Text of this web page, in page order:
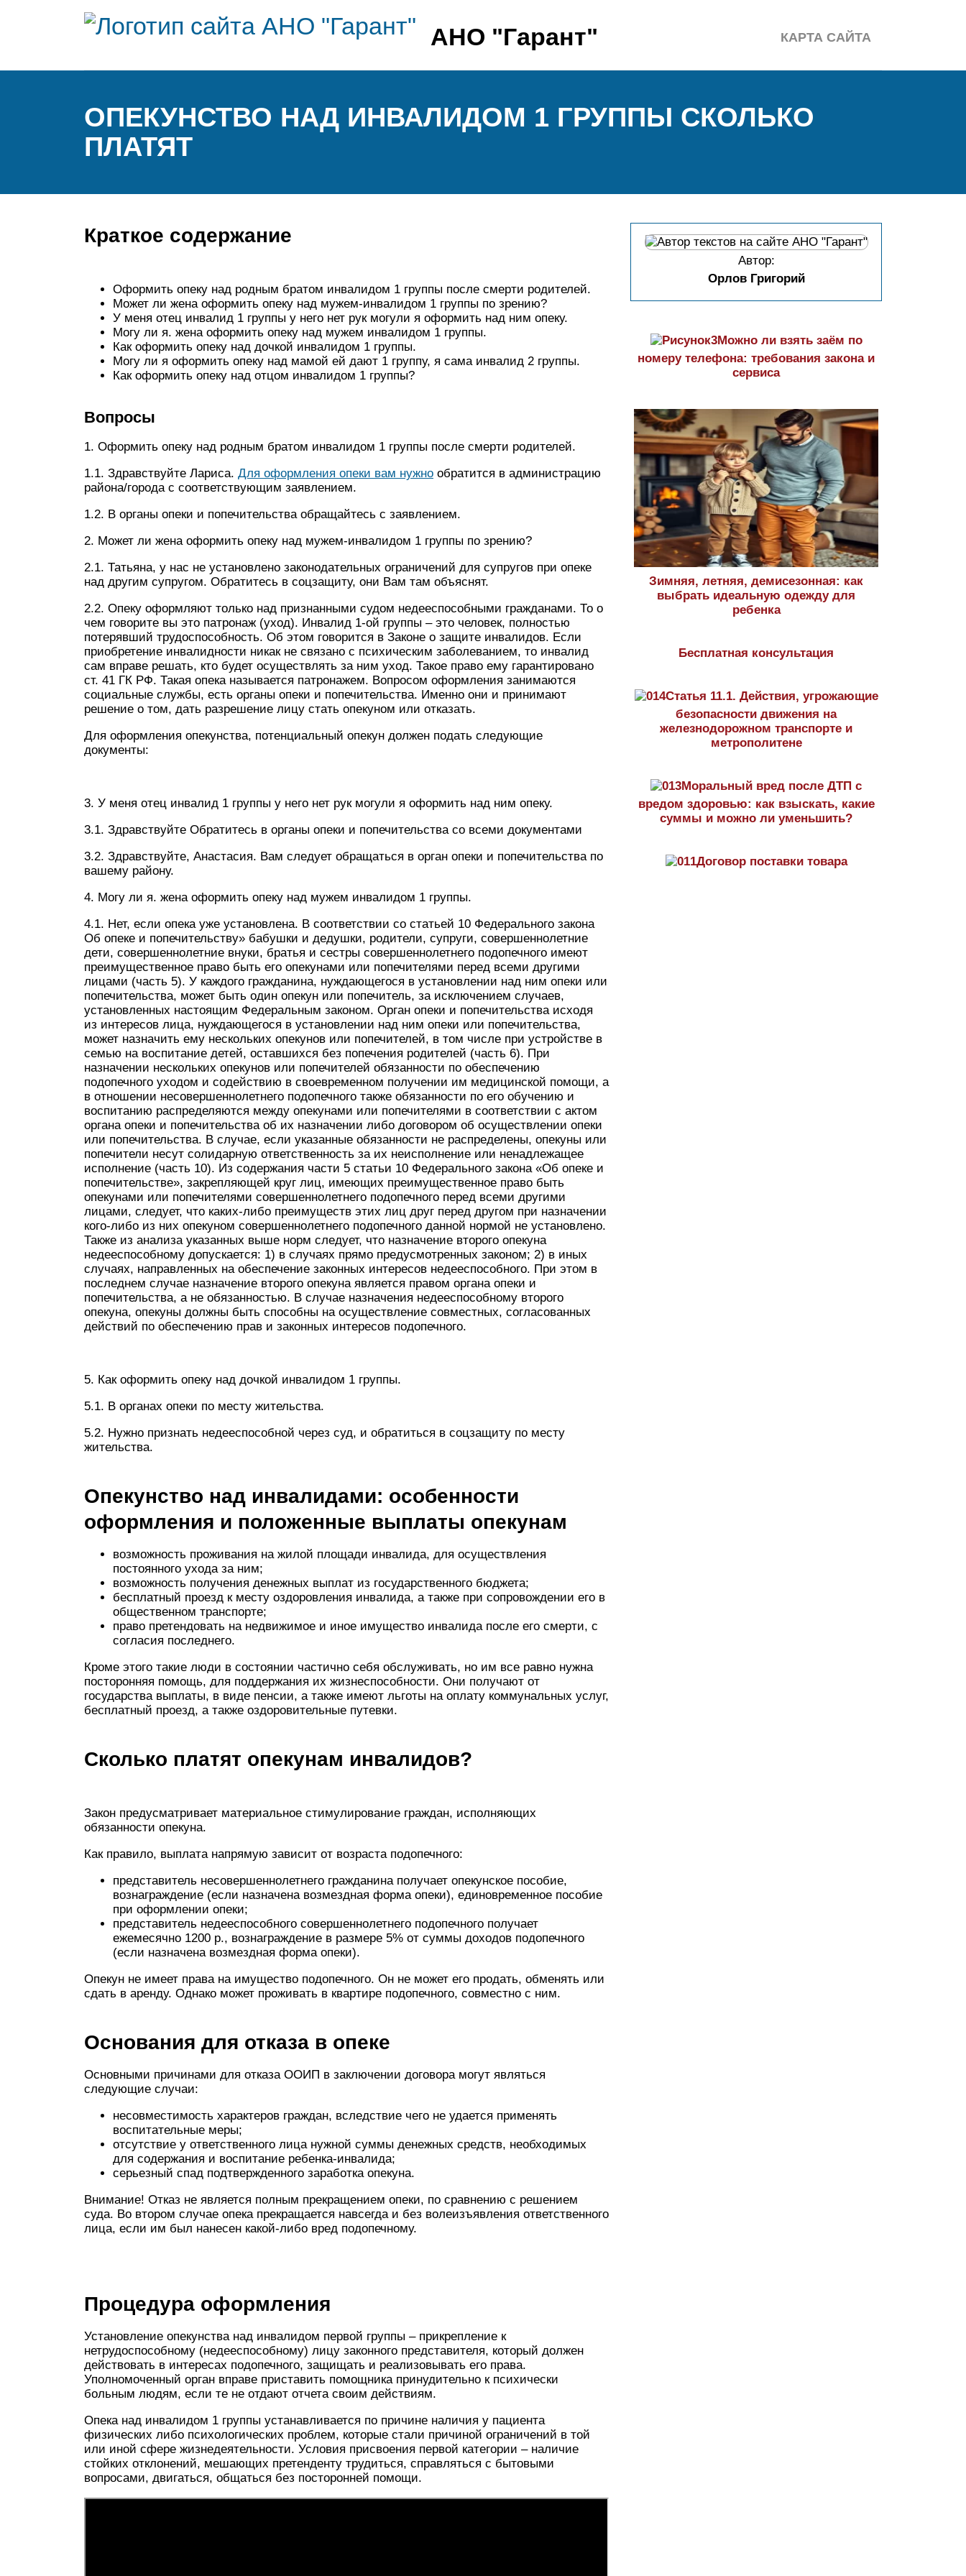
АНО "Гарант" КАРТА САЙТА
ОПЕКУНСТВО НАД ИНВАЛИДОМ 1 ГРУППЫ СКОЛЬКО
ПЛАТЯТ
Краткое содержание
Оформить опеку над родным братом инвалидом 1 группы после смерти родителей.
Может ли жена оформить опеку над мужем-инвалидом 1 группы по зрению?
У меня отец инвалид 1 группы у него нет рук могули я оформить над ним опеку.
Могу ли я. жена оформить опеку над мужем инвалидом 1 группы.
Как оформить опеку над дочкой инвалидом 1 группы.
Могу ли я оформить опеку над мамой ей дают 1 группу, я сама инвалид 2 группы.
Как оформить опеку над отцом инвалидом 1 группы?
Вопросы
1. Оформить опеку над родным братом инвалидом 1 группы после смерти родителей.
1.1. Здравствуйте Лариса. Для оформления опеки вам нужно обратится в администрацию
района/города с соответствующим заявлением.
1.2. В органы опеки и попечительства обращайтесь с заявлением.
2. Может ли жена оформить опеку над мужем-инвалидом 1 группы по зрению?
2.1. Татьяна, у нас не установлено законодательных ограничений для супругов при опеке
над другим супругом. Обратитесь в соцзащиту, они Вам там объяснят.
2.2. Опеку оформляют только над признанными судом недееспособными гражданами. То о
чем говорите вы это патронаж (уход). Инвалид 1-ой группы – это человек, полностью
потерявший трудоспособность. Об этом говорится в Законе о защите инвалидов. Если
приобретение инвалидности никак не связано с психическим заболеванием, то инвалид
сам вправе решать, кто будет осуществлять за ним уход. Такое право ему гарантировано
ст. 41 ГК РФ. Такая опека называется патронажем. Вопросом оформления занимаются
социальные службы, есть органы опеки и попечительства. Именно они и принимают
решение о том, дать разрешение лицу стать опекуном или отказать.
Для оформления опекунства, потенциальный опекун должен подать следующие
документы:
3. У меня отец инвалид 1 группы у него нет рук могули я оформить над ним опеку.
3.1. Здравствуйте Обратитесь в органы опеки и попечительства со всеми документами
3.2. Здравствуйте, Анастасия. Вам следует обращаться в орган опеки и попечительства по
вашему району.
4. Могу ли я. жена оформить опеку над мужем инвалидом 1 группы.
4.1. Нет, если опека уже установлена. В соответствии со статьей 10 Федерального закона
Об опеке и попечительству» бабушки и дедушки, родители, супруги, совершеннолетние
дети, совершеннолетние внуки, братья и сестры совершеннолетнего подопечного имеют
преимущественное право быть его опекунами или попечителями перед всеми другими
лицами (часть 5). У каждого гражданина, нуждающегося в установлении над ним опеки или
попечительства, может быть один опекун или попечитель, за исключением случаев,
установленных настоящим Федеральным законом. Орган опеки и попечительства исходя
из интересов лица, нуждающегося в установлении над ним опеки или попечительства,
может назначить ему нескольких опекунов или попечителей, в том числе при устройстве в
семью на воспитание детей, оставшихся без попечения родителей (часть 6). При
назначении нескольких опекунов или попечителей обязанности по обеспечению
подопечного уходом и содействию в своевременном получении им медицинской помощи, а
в отношении несовершеннолетнего подопечного также обязанности по его обучению и
воспитанию распределяются между опекунами или попечителями в соответствии с актом
органа опеки и попечительства об их назначении либо договором об осуществлении опеки
или попечительства. В случае, если указанные обязанности не распределены, опекуны или
попечители несут солидарную ответственность за их неисполнение или ненадлежащее
исполнение (часть 10). Из содержания части 5 статьи 10 Федерального закона «Об опеке и
попечительстве», закрепляющей круг лиц, имеющих преимущественное право быть
опекунами или попечителями совершеннолетнего подопечного перед всеми другими
лицами, следует, что каких-либо преимуществ этих лиц друг перед другом при назначении
кого-либо из них опекуном совершеннолетнего подопечного данной нормой не установлено.
Также из анализа указанных выше норм следует, что назначение второго опекуна
недееспособному допускается: 1) в случаях прямо предусмотренных законом; 2) в иных
случаях, направленных на обеспечение законных интересов недееспособного. При этом в
последнем случае назначение второго опекуна является правом органа опеки и
попечительства, а не обязанностью. В случае назначения недееспособному второго
опекуна, опекуны должны быть способны на осуществление совместных, согласованных
действий по обеспечению прав и законных интересов подопечного.
5. Как оформить опеку над дочкой инвалидом 1 группы.
5.1. В органах опеки по месту жительства.
5.2. Нужно признать недееспособной через суд, и обратиться в соцзащиту по месту
жительства.
Опекунство над инвалидами: особенности
оформления и положенные выплаты опекунам
возможность проживания на жилой площади инвалида, для осуществления
постоянного ухода за ним;
возможность получения денежных выплат из государственного бюджета;
бесплатный проезд к месту оздоровления инвалида, а также при сопровождении его в
общественном транспорте;
право претендовать на недвижимое и иное имущество инвалида после его смерти, с
согласия последнего.
Кроме этого такие люди в состоянии частично себя обслуживать, но им все равно нужна
посторонняя помощь, для поддержания их жизнеспособности. Они получают от
государства выплаты, в виде пенсии, а также имеют льготы на оплату коммунальных услуг,
бесплатный проезд, а также оздоровительные путевки.
Сколько платят опекунам инвалидов?
Закон предусматривает материальное стимулирование граждан, исполняющих
обязанности опекуна.
Как правило, выплата напрямую зависит от возраста подопечного:
представитель несовершеннолетнего гражданина получает опекунское пособие,
вознаграждение (если назначена возмездная форма опеки), единовременное пособие
при оформлении опеки;
представитель недееспособного совершеннолетнего подопечного получает
ежемесячно 1200 р., вознаграждение в размере 5% от суммы доходов подопечного
(если назначена возмездная форма опеки).
Опекун не имеет права на имущество подопечного. Он не может его продать, обменять или
сдать в аренду. Однако может проживать в квартире подопечного, совместно с ним.
Основания для отказа в опеке
Основными причинами для отказа ООИП в заключении договора могут являться
следующие случаи:
несовместимость характеров граждан, вследствие чего не удается применять
воспитательные меры;
отсутствие у ответственного лица нужной суммы денежных средств, необходимых
для содержания и воспитание ребенка-инвалида;
серьезный спад подтвержденного заработка опекуна.
Внимание! Отказ не является полным прекращением опеки, по сравнению с решением
суда. Во втором случае опека прекращается навсегда и без волеизъявления ответственного
лица, если им был нанесен какой-либо вред подопечному.
Процедура оформления
Установление опекунства над инвалидом первой группы – прикрепление к
нетрудоспособному (недееспособному) лицу законного представителя, который должен
действовать в интересах подопечного, защищать и реализовывать его права.
Уполномоченный орган вправе приставить помощника принудительно к психически
больным людям, если те не отдают отчета своим действиям.
Опека над инвалидом 1 группы устанавливается по причине наличия у пациента
физических либо психологических проблем, которые стали причиной ограничений в той
или иной сфере жизнедеятельности. Условия присвоения первой категории – наличие
стойких отклонений, мешающих претенденту трудиться, справляться с бытовыми
вопросами, двигаться, общаться без посторонней помощи.
Автор:
Орлов Григорий
Можно ли взять заём по
номеру телефона: требования закона и
сервиса
Зимняя, летняя, демисезонная: как
выбрать идеальную одежду для
ребенка
Бесплатная консультация
Статья 11.1. Действия, угрожающие
безопасности движения на
железнодорожном транспорте и
метрополитене
Моральный вред после ДТП с
вредом здоровью: как взыскать, какие
суммы и можно ли уменьшить?
Договор поставки товара